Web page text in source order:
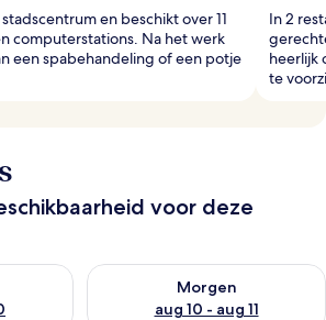
en beschikt over 11
computerstations. Na het werk
een spabehandeling of een potje
In 2
heerlijk
te
voor deze
voor vanavond aug 9 - aug
Morgen
aug 10 - aug 11
De beschikbaarheid